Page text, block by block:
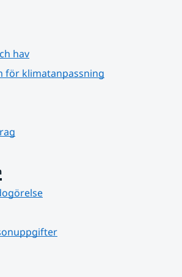
hav
för klimatanpassning